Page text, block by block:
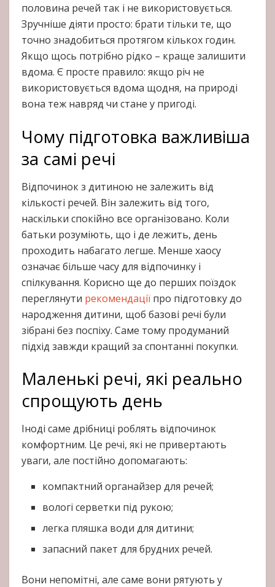
половина речей так і не використовується.
Зручніше діяти просто: брати тільки те, що
точно знадобиться протягом кількох годин.
Якщо щось потрібно рідко – краще залишити
вдома. Є просте правило: якщо річ не
використовується вдома щодня, на природі
вона теж навряд чи стане у пригоді.
Чому підготовка важливіша
за самі речі
Відпочинок з дитиною не залежить від
кількості речей. Він залежить від того,
наскільки спокійно все організовано. Коли
батьки розуміють, що і де лежить, день
проходить набагато легше. Менше хаосу
означає більше часу для відпочинку і
спілкування. Корисно ще до перших поїздок
переглянути рекомендації про підготовку до
народження дитини, щоб базові речі були
зібрані без поспіху. Саме тому продуманий
підхід завжди кращий за спонтанні покупки.
Маленькі речі, які реально
спрощують день
Іноді саме дрібниці роблять відпочинок
комфортним. Це речі, які не привертають
уваги, але постійно допомагають:
компактний органайзер для речей;
вологі серветки під рукою;
легка пляшка води для дитини;
запасний пакет для брудних речей.
Вони непомітні, але саме вони рятують у